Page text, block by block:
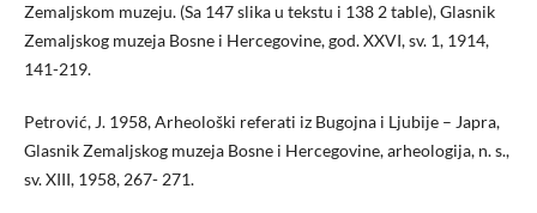
Zemaljskom muzeju. (Sa 147 slika u tekstu i 138 2 table), Glasnik
Zemaljskog muzeja Bosne i Hercegovine, god. XXVI, sv. 1, 1914,
141-219.
Petrović, J. 1958, Arheološki referati iz Bugojna i Ljubije – Japra,
Glasnik Zemaljskog muzeja Bosne i Hercegovine, arheologija, n. s.,
sv. XIII, 1958, 267- 271.